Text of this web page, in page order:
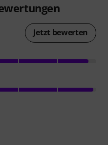
Jetzt bewerten